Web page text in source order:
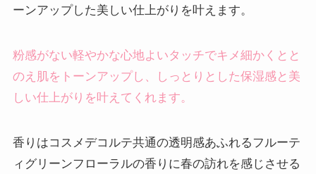
ーンアップした美しい仕上がりを叶えます。
粉感がない軽やかな心地よいタッチでキメ細かくとと
のえ肌をトーンアップし、しっとりとした保湿感と美
しい仕上がりを叶えてくれます。
香りはコスメデコルテ共通の透明感あふれるフルーテ
ィグリーンフローラルの香りに春の訪れを感じさせる